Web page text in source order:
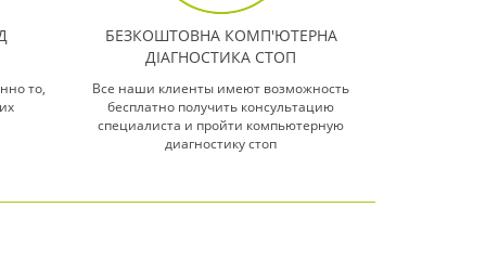
то,
БЕЗКОШТОВНА КОМП'ЮТЕРНА
ДІАГНОСТИКА СТОП
Все наши клиенты имеют возможность
бесплатно получить консультацию
специалиста и пройти компьютерную
диагностику стоп